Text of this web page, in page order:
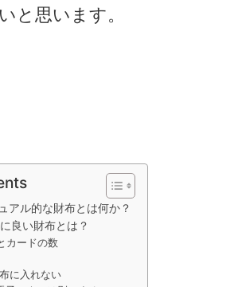
と思います。
アル的な財布とは何か？
良い財布とは？
カードの数
に入れない